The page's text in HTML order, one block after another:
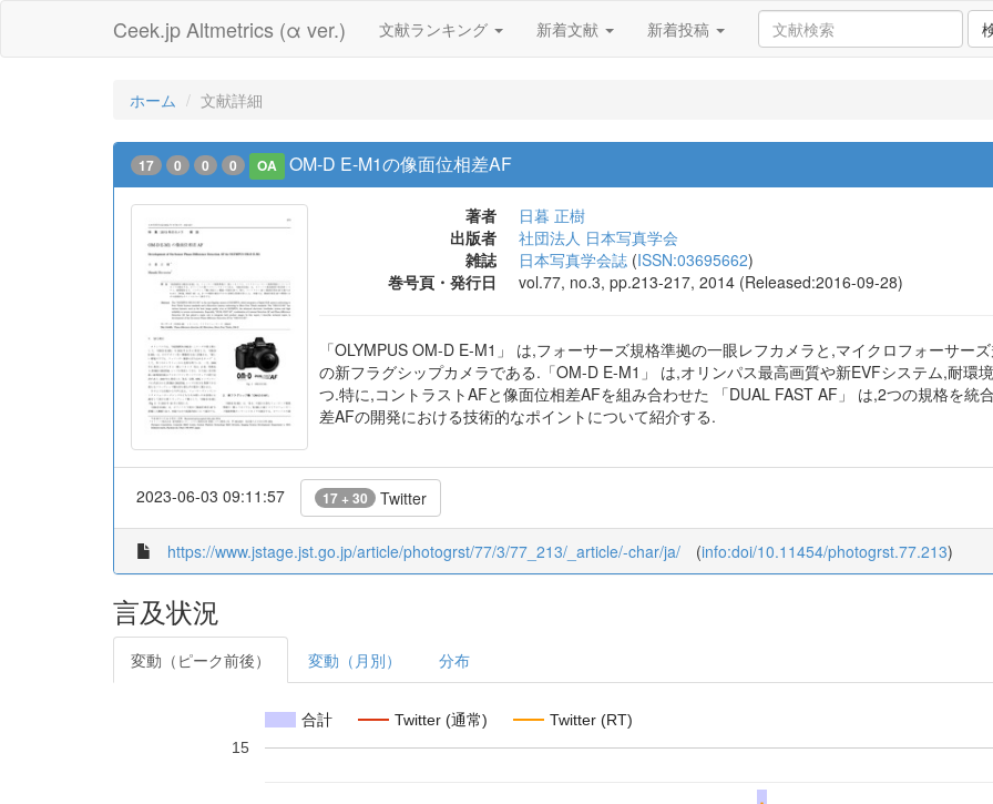
Ceek.jp Altmetrics (α ver.) 文献ランキング 新着文献 新着投稿
ホーム 文献詳細
17 0 0 0 OA OM-D E-M1の像面位相差AF
著者
日暮 正樹
出版者
社団法人 日本写真学会
雑誌
日本写真学会誌 (ISSN:03695662)
巻号頁・発行日
vol.77, no.3, pp.213-217, 2014 (Released:2016-09-28)
「OLYMPUS OM-D E-M1」 は,フォーサーズ規格準拠の一眼レフカメラと,マイクロフォーサー
の新フラグシップカメラである.「OM-D E-M1」 は,オリンパス最高画質や新EVFシステム,耐環
つ.特に,コントラストAFと像面位相差AFを組み合わせた 「DUAL FAST AF」 は,2つの規格を統
差AFの開発における技術的なポイントについて紹介する.
2023-06-03 09:11:57 17 + 30 Twitter
https://www.jstage.jst.go.jp/article/photogrst/77/3/77_213/_article/-char/ja/ (info:doi/10.11454/photogrst.77.213)
言及状況
変動（ピーク前後） 変動（月別） 分布
合計 Twitter (通常) Twitter (RT)
15